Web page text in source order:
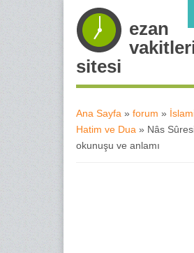
ezan
sitesi
Buradasınız
Ana Sayfa » forum »
Hatim ve Dua » Nâs
okunuşu ve anlamı